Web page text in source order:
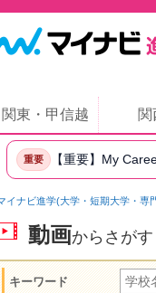
関東・甲信越 関
重要 【重要】My
イナビ進学(大学・短期大学・専
動画からさがす
キーワード